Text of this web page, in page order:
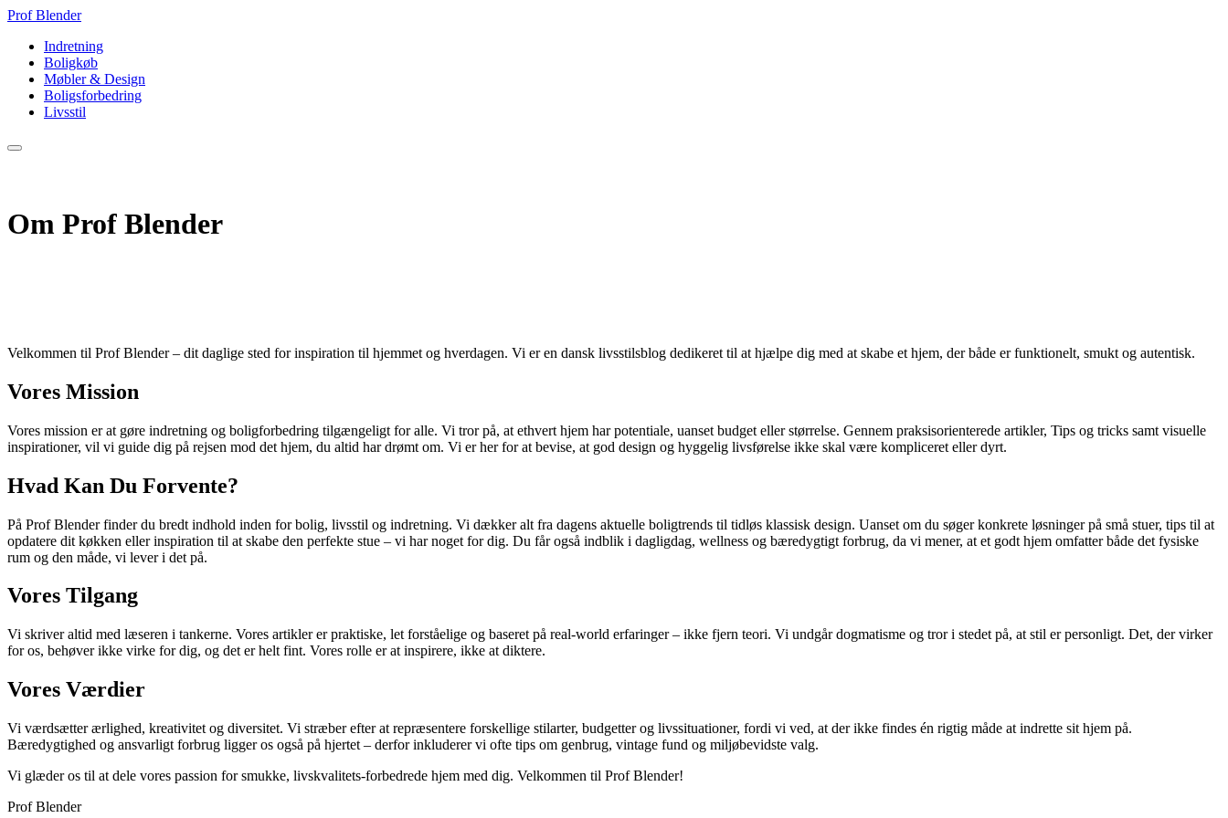
Prof Blender
Indretning
Boligkøb
Møbler & Design
Boligsforbedring
Livsstil
Om Prof Blender
Velkommen til Prof Blender – dit daglige sted for inspiration til hjemmet og hverdagen. Vi er en dansk livsstilsblog dedikeret til at hjælpe dig med at skabe et hjem, der både er funktionelt, smukt og autentisk.
Vores Mission
Vores mission er at gøre indretning og boligforbedring tilgængeligt for alle. Vi tror på, at ethvert hjem har potentiale, uanset budget eller størrelse. Gennem praksisorienterede artikler, Tips og tricks samt visuelle
inspirationer, vil vi guide dig på rejsen mod det hjem, du altid har drømt om. Vi er her for at bevise, at god design og hyggelig livsførelse ikke skal være kompliceret eller dyrt.
Hvad Kan Du Forvente?
På Prof Blender finder du bredt indhold inden for bolig, livsstil og indretning. Vi dækker alt fra dagens aktuelle boligtrends til tidløs klassisk design. Uanset om du søger konkrete løsninger på små stuer, tips til at
opdatere dit køkken eller inspiration til at skabe den perfekte stue – vi har noget for dig. Du får også indblik i dagligdag, wellness og bæredygtigt forbrug, da vi mener, at et godt hjem omfatter både det fysiske
rum og den måde, vi lever i det på.
Vores Tilgang
Vi skriver altid med læseren i tankerne. Vores artikler er praktiske, let forståelige og baseret på real-world erfaringer – ikke fjern teori. Vi undgår dogmatisme og tror i stedet på, at stil er personligt. Det, der virker
for os, behøver ikke virke for dig, og det er helt fint. Vores rolle er at inspirere, ikke at diktere.
Vores Værdier
Vi værdsætter ærlighed, kreativitet og diversitet. Vi stræber efter at repræsentere forskellige stilarter, budgetter og livssituationer, fordi vi ved, at der ikke findes én rigtig måde at indrette sit hjem på.
Bæredygtighed og ansvarligt forbrug ligger os også på hjertet – derfor inkluderer vi ofte tips om genbrug, vintage fund og miljøbevidste valg.
Vi glæder os til at dele vores passion for smukke, livskvalitets-forbedrede hjem med dig. Velkommen til Prof Blender!
Prof Blender